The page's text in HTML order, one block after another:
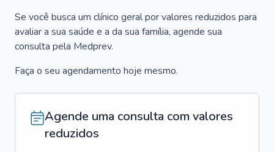
Se você busca um clínico geral por valores reduzidos para
avaliar a sua saúde e a da sua família, agende sua
consulta pela Medprev.
Faça o seu agendamento hoje mesmo.
Agende uma consulta com valores
reduzidos